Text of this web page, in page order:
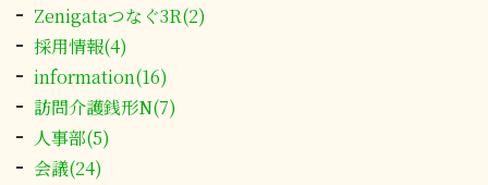
Zenigataつなぐ3R(2)
採用情報(4)
information(16)
訪問介護銭形N(7)
人事部(5)
会議(24)